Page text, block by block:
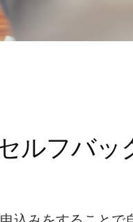
ルフバッ